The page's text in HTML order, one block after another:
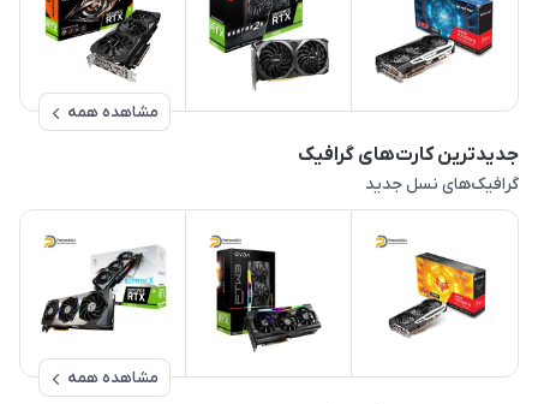
مشاهده همه
جدیدترین کارت‌های گرافیک
گرافیک‌های نسل جدید
مشاهده همه